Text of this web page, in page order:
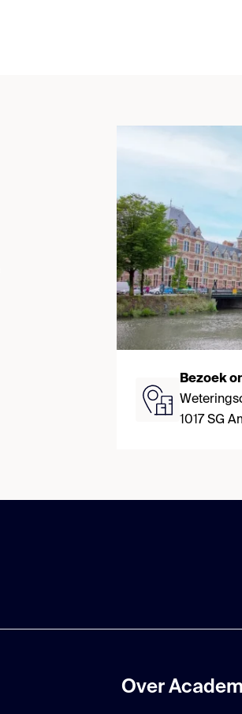
Bezoek
1017 SG
Over